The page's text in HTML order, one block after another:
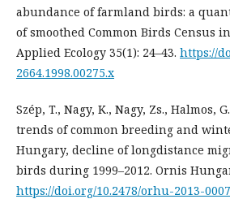
abundance of farmland birds: a
of smoothed Common Birds Census
Applied Ecology 35(1): 24–43. https://
2664.1998.00275.x
Szép, T., Nagy, K., Nagy, Zs., Halmos,
trends of common breeding and
Hungary, decline of longdistance
birds during 1999–2012. Ornis
https://doi.org/10.2478/orhu-2013-0007